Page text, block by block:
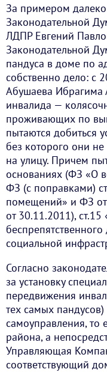
За примером далеко
Законодательной
ЛДПР Евгений
Законодательной
пандуса в доме по
собственно дело: с
Абушаева Ибрагима
инвалида —
проживающих по
пытаются добиться
без которого они
на улицу. Причем
основаниях (ФЗ «О
ФЗ (с поправками)
помещений» и ФЗ
от 30.11.2011),
социальной
Согласно
за установку
передвижения
тех самых пандусов)
самоуправления, то
района, а
Управляющая
соответствующий